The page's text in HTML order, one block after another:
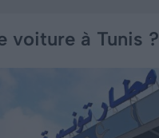
voiture à Tunis ?